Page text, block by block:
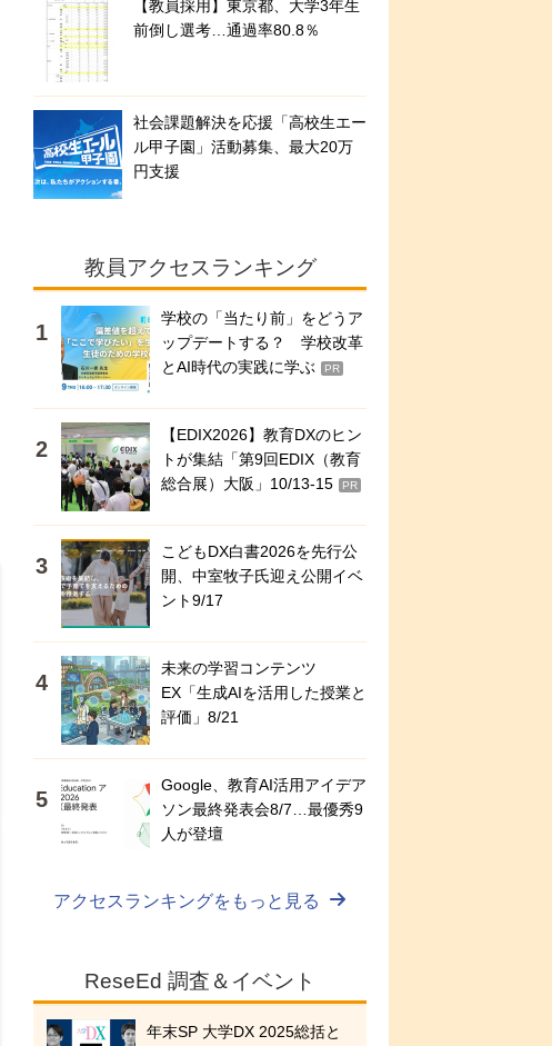
【教員採用】東京都、大学3年生
前倒し選考…通過率80.8％
社会課題解決を応援「高校生エー
ル甲子園」活動募集、最大20万
円支援
教員アクセスランキング
学校の「当たり前」をどうア
ップデートする？ 学校改革
とAI時代の実践に学ぶ
PR
【EDIX2026】教育DXのヒン
トが集結「第9回EDIX（教育
総合展）大阪」10/13-15
PR
こどもDX白書2026を先行公
開、中室牧子氏迎え公開イベ
ント9/17
未来の学習コンテンツ
EX「生成AIを活用した授業と
評価」8/21
Google、教育AI活用アイデア
ソン最終発表会8/7…最優秀9
人が登壇
アクセスランキングをもっと見る
ReseEd 調査＆イベント
年末SP 大学DX 2025総括と